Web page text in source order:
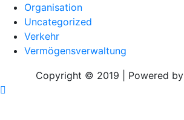
Organisation
Uncategorized
Verkehr
Vermögensverwaltung
Copyright © 2019 | Powered by